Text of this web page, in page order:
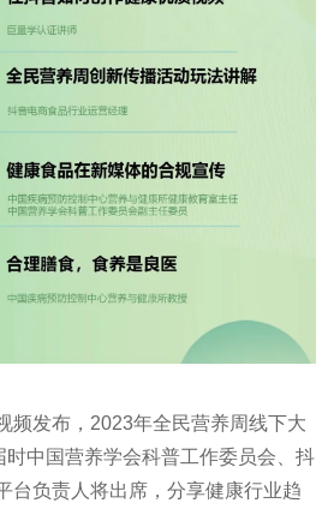
频发布，2023年全民营养周线下大
中国营养学会科普工作委员会、抖
台负责人将出席，分享健康行业趋